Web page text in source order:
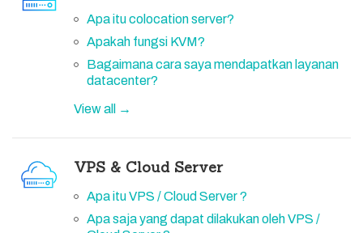
Apa itu colocation server?
Apakah fungsi KVM?
Bagaimana cara saya mendapatkan layanan
datacenter?
View all →
VPS & Cloud Server
Apa itu VPS / Cloud Server ?
Apa saja yang dapat dilakukan oleh VPS /